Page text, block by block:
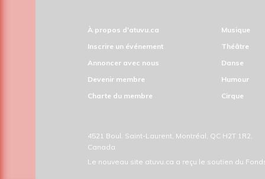
À propos d'atuvu.ca
Inscrire un événement
Annoncer avec nous
Devenir membre
Charte du membre
Musique
Théâtre
Danse
Humour
Cirque
4521 Boul. Saint-Laurent, Montréal, QC H2T 1R2,
Canada
Le nouveau site atuvu.ca a reçu le soutien du